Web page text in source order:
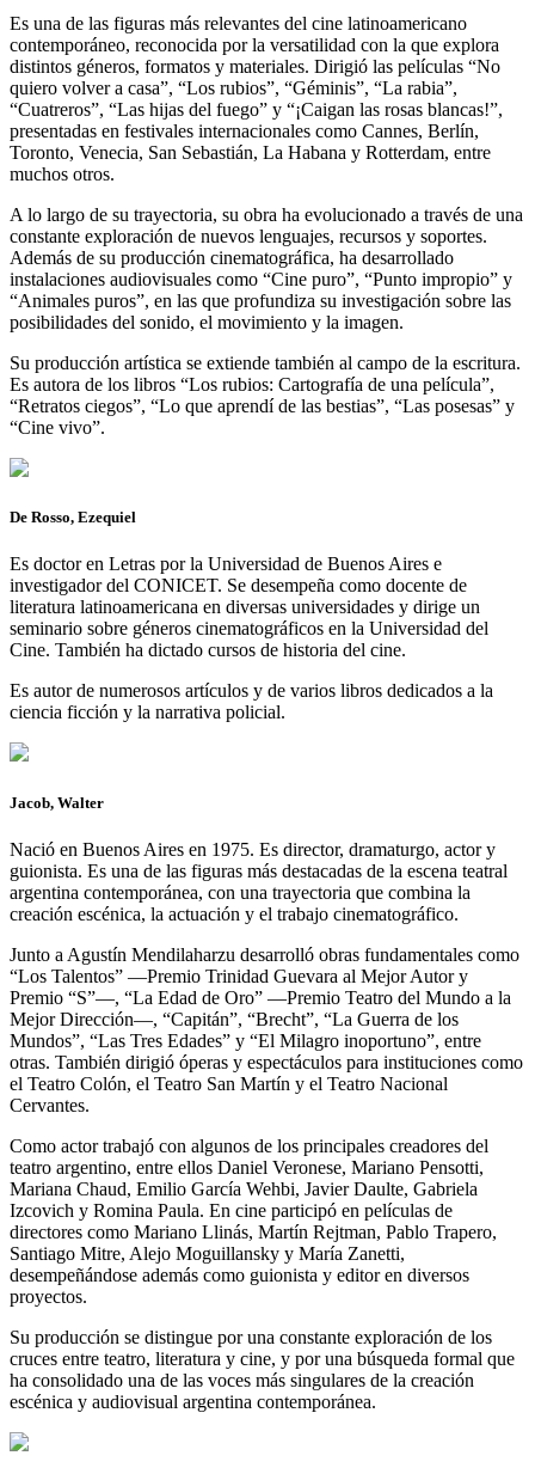
Es una de las figuras más relevantes del cine latinoamericano
contemporáneo, reconocida por la versatilidad con la que explora
distintos géneros, formatos y materiales. Dirigió las películas “No
quiero volver a casa”, “Los rubios”, “Géminis”, “La rabia”,
“Cuatreros”, “Las hijas del fuego” y “¡Caigan las rosas blancas!”,
presentadas en festivales internacionales como Cannes, Berlín,
Toronto, Venecia, San Sebastián, La Habana y Rotterdam, entre
muchos otros.
A lo largo de su trayectoria, su obra ha evolucionado a través de una
constante exploración de nuevos lenguajes, recursos y soportes.
Además de su producción cinematográfica, ha desarrollado
instalaciones audiovisuales como “Cine puro”, “Punto impropio” y
“Animales puros”, en las que profundiza su investigación sobre las
posibilidades del sonido, el movimiento y la imagen.
Su producción artística se extiende también al campo de la escritura.
Es autora de los libros “Los rubios: Cartografía de una película”,
“Retratos ciegos”, “Lo que aprendí de las bestias”, “Las posesas” y
“Cine vivo”.
De Rosso, Ezequiel
Es doctor en Letras por la Universidad de Buenos Aires e
investigador del CONICET. Se desempeña como docente de
literatura latinoamericana en diversas universidades y dirige un
seminario sobre géneros cinematográficos en la Universidad del
Cine. También ha dictado cursos de historia del cine.
Es autor de numerosos artículos y de varios libros dedicados a la
ciencia ficción y la narrativa policial.
Jacob, Walter
Nació en Buenos Aires en 1975. Es director, dramaturgo, actor y
guionista. Es una de las figuras más destacadas de la escena teatral
argentina contemporánea, con una trayectoria que combina la
creación escénica, la actuación y el trabajo cinematográfico.
Junto a Agustín Mendilaharzu desarrolló obras fundamentales como
“Los Talentos” —Premio Trinidad Guevara al Mejor Autor y
Premio “S”—, “La Edad de Oro” —Premio Teatro del Mundo a la
Mejor Dirección—, “Capitán”, “Brecht”, “La Guerra de los
Mundos”, “Las Tres Edades” y “El Milagro inoportuno”, entre
otras. También dirigió óperas y espectáculos para instituciones como
el Teatro Colón, el Teatro San Martín y el Teatro Nacional
Cervantes.
Como actor trabajó con algunos de los principales creadores del
teatro argentino, entre ellos Daniel Veronese, Mariano Pensotti,
Mariana Chaud, Emilio García Wehbi, Javier Daulte, Gabriela
Izcovich y Romina Paula. En cine participó en películas de
directores como Mariano Llinás, Martín Rejtman, Pablo Trapero,
Santiago Mitre, Alejo Moguillansky y María Zanetti,
desempeñándose además como guionista y editor en diversos
proyectos.
Su producción se distingue por una constante exploración de los
cruces entre teatro, literatura y cine, y por una búsqueda formal que
ha consolidado una de las voces más singulares de la creación
escénica y audiovisual argentina contemporánea.